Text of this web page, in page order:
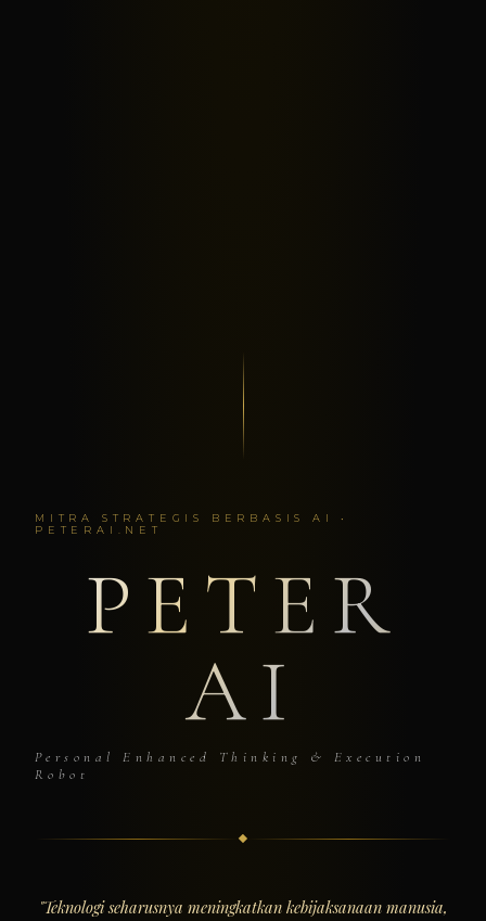
MITRA STRATEGIS BERBASIS AI •
PETERAI.NET
PETER
AI
Personal Enhanced Thinking & Execution
Robot
"Teknologi seharusnya meningkatkan kebijaksanaan manusia,